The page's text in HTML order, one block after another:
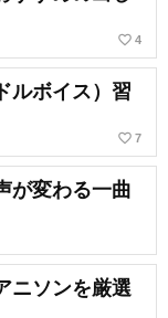
favorite_border 4
ルボイス）習
favorite_border 7
が変わる一曲
ニソンを厳選